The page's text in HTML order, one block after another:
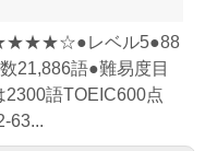
レベル5●88
21,886語●難易度目
2300語TOEIC600点
63...